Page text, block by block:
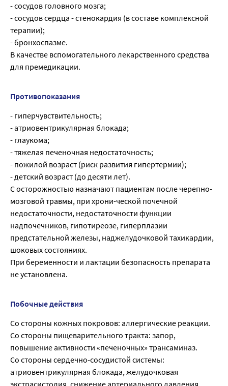
- сосудов головного мозга;
- сосудов сердца - стенокардия (в составе комплексной
терапии);
- бронхоспазме.
В качестве вспомогательного лекарственного средства
для премедикации.
Противопоказания
- гиперчувствительность;
- атриовентрикулярная блокада;
- глаукома;
- тяжелая печеночная недостаточность;
- пожилой возраст (риск развития гипертермии);
- детский возраст (до десяти лет).
С осторожностью назначают пациентам после черепно-
мозговой травмы, при хрони-ческой почечной
недостаточности, недостаточности функции
надпочечников, гипотиреозе, гиперплазии
предстательной железы, наджелудочковой тахикардии,
шоковых состояниях.
При беременности и лактации безопасность препарата
не установлена.
Побочные действия
Со стороны кожных покровов: аллергические реакции.
Со стороны пищеварительного тракта: запор,
повышение активности «печеночных» трансаминаз.
Со стороны сердечно-сосудистой системы:
атриовентрикулярная блокада, желудочковая